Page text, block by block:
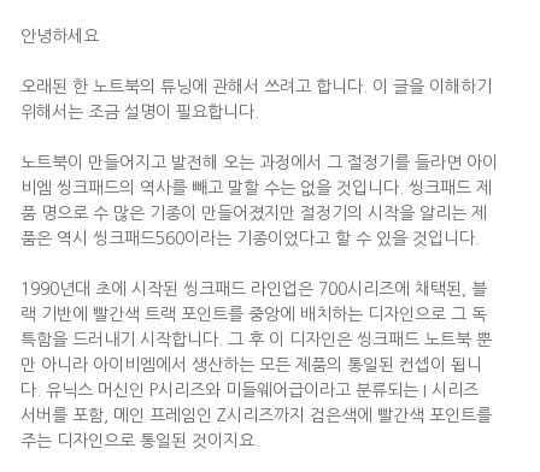
안녕하세요
오래된 한 노트북의 튜닝에 관해서 쓰려고 합니다. 이 글을 이해하기
위해서는 조금 설명이 필요합니다.
노트북이 만들어지고 발전해 오는 과정에서 그 절정기를 들라면 아이
비엠 씽크패드의 역사를 빼고 말할 수는 없을 것입니다. 씽크패드 제
품 명으로 수 많은 기종이 만들어졌지만 절정기의 시작을 알리는 제
품은 역시 씽크패드560이라는 기종이었다고 할 수 있을 것입니다.
1990년대 초에 시작된 씽크패드 라인업은 700시리즈에 채택된, 블
랙 기반에 빨간색 트랙 포인트를 중앙에 배치하는 디자인으로 그 독
특함을 드러내기 시작합니다. 그 후 이 디자인은 씽크패드 노트북 뿐
만 아니라 아이비엠에서 생산하는 모든 제품의 통일된 컨셉이 됩니
다. 유닉스 머신인 P시리즈와 미들웨어급이라고 분류되는 I 시리즈
서버를 포함, 메인 프레임인 Z시리즈까지 검은색에 빨간색 포인트를
주는 디자인으로 통일된 것이지요.